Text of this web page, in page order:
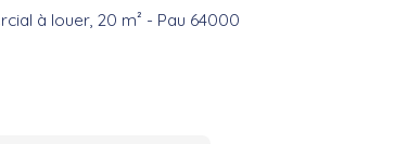
à louer, 20 m² - Pau 64000